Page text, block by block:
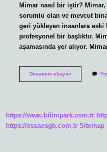
Mimar nasıl bir iştir? Mimar,
sorumlu olan ve mevcut
geri yükleyen insanlara eski
profesyonel bir başlıktır.
aşamasında yer alıyor.
Devamını okuyunAğır
https://www.bilimpark.com.tr
https://essaosgb.com.tr Sitemap